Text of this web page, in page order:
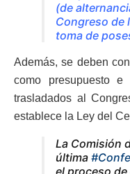
(de
Congreso de
toma de
Además, se deben
como presupuesto e
trasladados al
establece la Ley del
La Comisión
última
el proceso de